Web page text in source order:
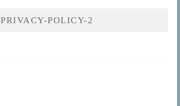
PRIVACY-POLICY-2